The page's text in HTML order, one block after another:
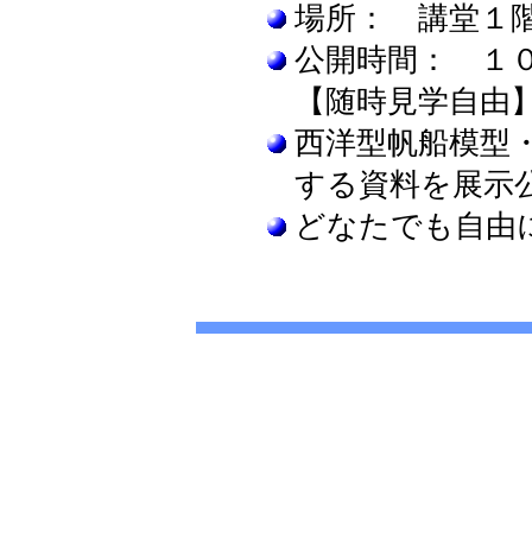
場所： 講堂１
公開時間： １
【随時見学自由
西洋型帆船模型
する資料を展示
どなたでも自由